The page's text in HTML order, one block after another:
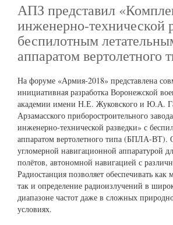
АПЗ представил
инженерно-технической
беспилотным
аппаратом вертолетного
На форуме «Армия-2018» представлена
инициативная разработка Воронежской
академии имени Н.Е. Жуковского и Ю.А.
Арзамасского приборостроительного
инженерно-технической разведки» с
аппаратом вертолетного типа (БПЛА-ВТ).
угломерной навигационной аппаратурой
полётов, автономной навигацией с
Радиостанция позволяет обеспечивать
так и определение радиоизлучений в
диапазоне частот даже в сложных
условиях.